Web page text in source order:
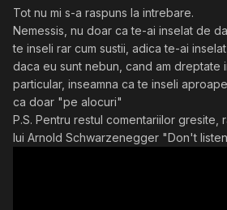
Tot nu mi s-a raspuns la intrebare.
Nemessis, nu doar ca te-ai inselat de
te inseli rar cum sustii, adica te-ai
daca eu sunt nebun, cand am dreptate
particular, inseamna ca te inseli
ca doar "pe alocuri"
P.S. Pentru restul comentariilor gresite,
lui Arnold Schwarzenegger "Don't